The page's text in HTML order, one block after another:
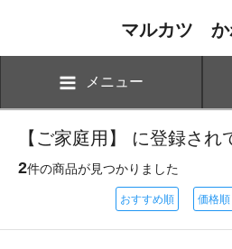
マルカツ か
メニュー
【ご家庭用】 に登録され
2件の商品が見つかりました
おすすめ順 価格順